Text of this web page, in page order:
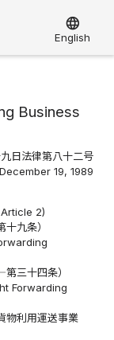
language
English
Business
日法律第八十二号
19, 1989
2)
九条）
三十四条）
Forwarding
物利用運送事業